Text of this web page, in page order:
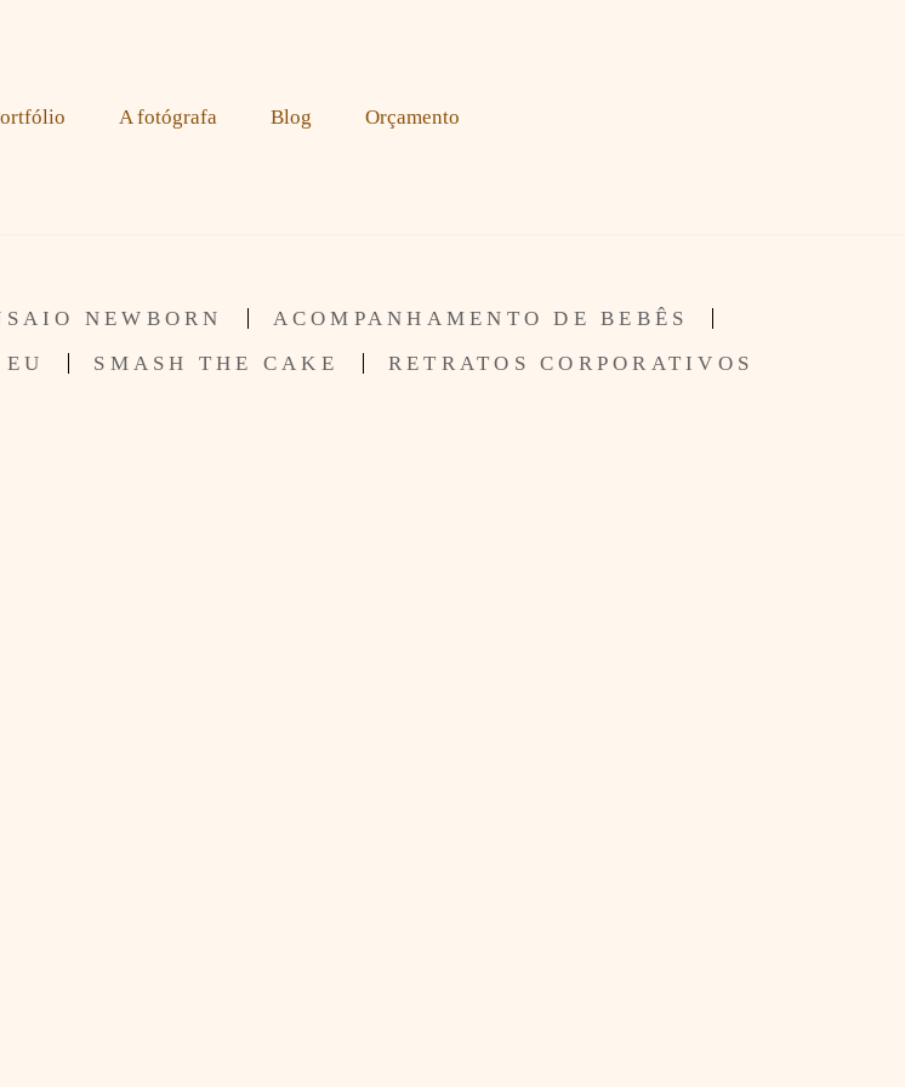
A fotógrafa Blog Orçamento
NEWBORN
ACOMPANHAMENTO DE BEBÊS
SMASH THE CAKE RETRATOS CORPORATIVOS